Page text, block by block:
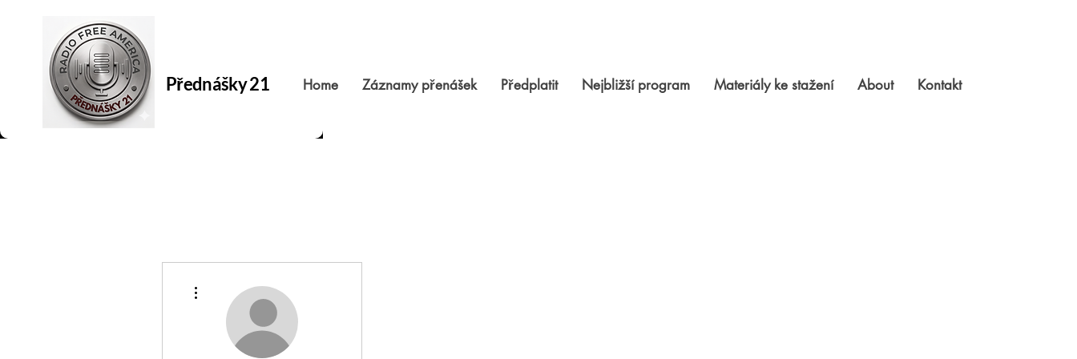
Přednášky 21 Home Záznamy přenášek Předplatit Nejbližší program Materiály ke stažení About Kontakt